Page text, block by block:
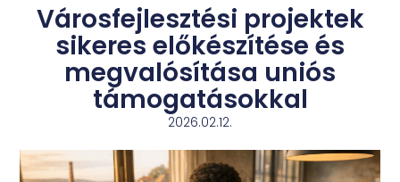
Városfejlesztési projektek
sikeres előkészítése és
megvalósítása uniós
támogatásokkal
2026.02.12.